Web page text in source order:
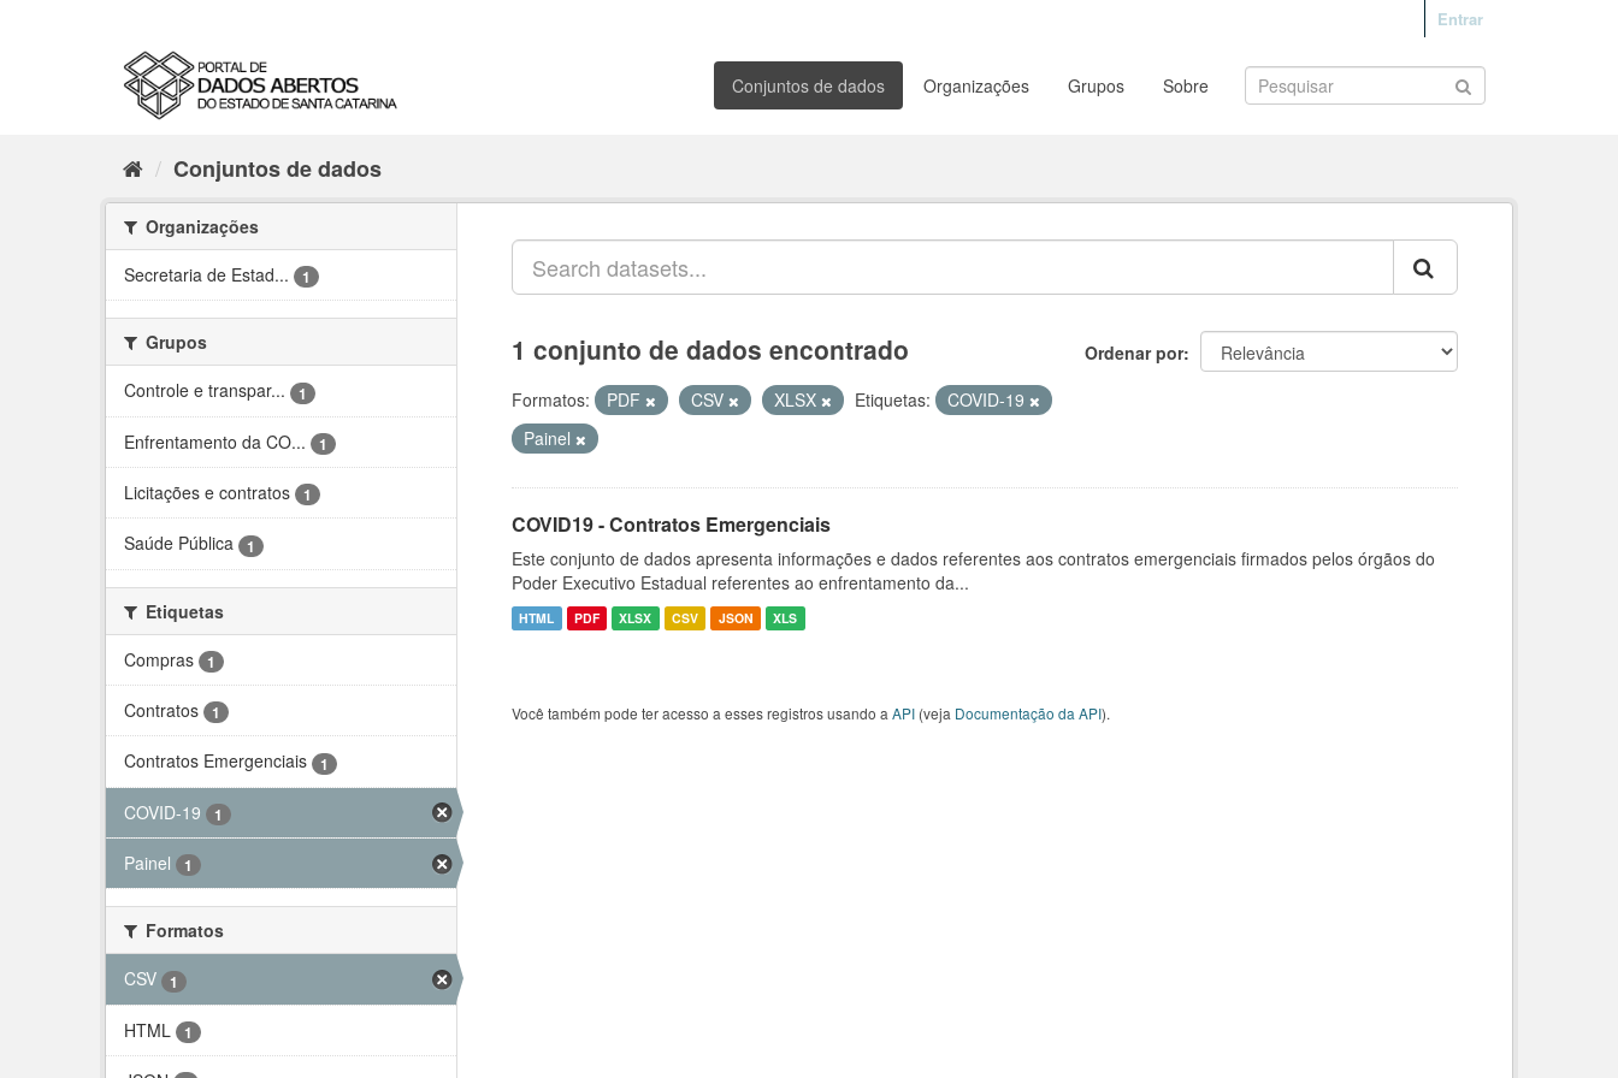
Entrar
Conjuntos de dados Organizações Grupos Sobre
Conjuntos de dados
Organizações
Secretaria de Estad...
1
Grupos
Controle e transpar...
1
Enfrentamento da CO... 1
Licitações e contratos 1
Saúde Pública 1
Etiquetas
Compras
1
Contratos 1
Contratos Emergenciais 1
COVID-19 1
Painel 1
Formatos
CSV
1
HTML 1
Ordenar por
1 conjunto de dados encontrado
Formatos: PDF CSV XLSX Etiquetas:
COVID-19
Painel
COVID19 - Contratos Emergenciais
Este conjunto de dados apresenta informações e dados referentes aos contratos emergenciais firmados pelos órgãos do
Poder Executivo Estadual referentes ao enfrentamento da...
HTML PDF XLSX CSV JSON XLS
Você também pode ter acesso a esses registros usando a API (veja Documentação da API).